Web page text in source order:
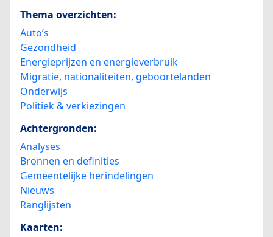
Thema overzichten:
Auto’s
Gezondheid
Energieprijzen en energieverbruik
Migratie, nationaliteiten, geboortelanden
Onderwijs
Politiek & verkiezingen
Achtergronden:
Analyses
Bronnen en definities
Gemeentelijke herindelingen
Nieuws
Ranglijsten
Kaarten: